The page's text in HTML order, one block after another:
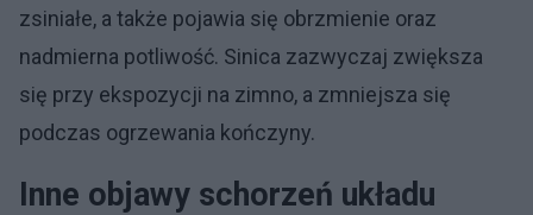
zsiniałe, a także pojawia się obrzmienie oraz
nadmierna potliwość. Sinica zazwyczaj zwiększa
się przy ekspozycji na zimno, a zmniejsza się
podczas ogrzewania kończyny.
Inne objawy schorzeń układu